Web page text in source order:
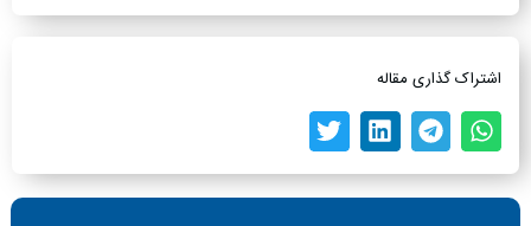
اشتراک گذاری مقاله